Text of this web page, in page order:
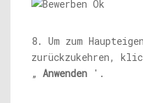
8. Um zum
zurückzukehren,
„ Anwenden '.